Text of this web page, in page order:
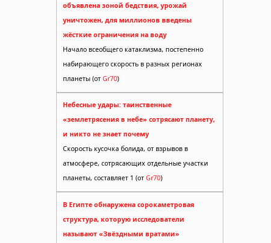
объявлена зоной бедствия, урожай
уничтожен, для миллионов введены
жёсткие ограничения на воду
Начало всеобщего катаклизма, постепенно
набирающего скорость в разных регионах
планеты (от Gr70)
Небесные удары: таинственные
«землетрясения в небе» сотрясают планету,
и никто не знает почему
Скорость кусочка болида, от взрывов в
атмосфере, сотрясающих отдельные участки
планеты, составляет 1 (от Gr70)
В Египте обнаружена сорокаметровая
структура, которую исследователи
называют «Звёздными вратами»